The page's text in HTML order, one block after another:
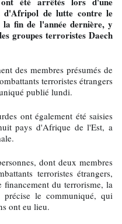
d'Afripol de lutte contre le
fin de l'année dernière, y
groupes terroristes Daech
des membres présumés de
terroristes étrangers
publié lundi.
ont également été saisies
pays d'Afrique de l'Est, a
dont deux membres
terroristes étrangers,
du terrorisme, la
le communiqué, qui
ont eu lieu.